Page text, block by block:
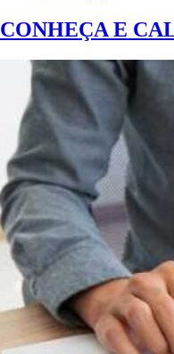
CONHEÇA E